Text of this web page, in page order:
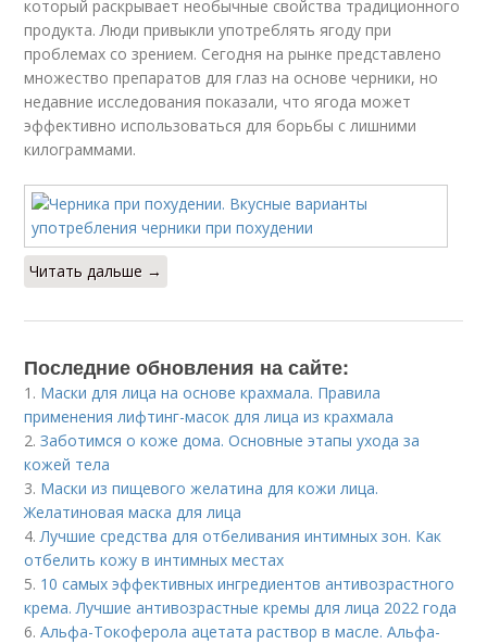
который раскрывает необычные свойства традиционного
продукта. Люди привыкли употреблять ягоду при
проблемах со зрением. Сегодня на рынке представлено
множество препаратов для глаз на основе черники, но
недавние исследования показали, что ягода может
эффективно использоваться для борьбы с лишними
килограммами.
Читать дальше →
Последние обновления на сайте:
1. Маски для лица на основе крахмала. Правила
применения лифтинг-масок для лица из крахмала
2.Заботимся о коже дома. Основные этапы ухода за
кожей тела
3. Маски из пищевого желатина для кожи лица.
Желатиновая маска для лица
4.Лучшие средства для отбеливания интимных зон. Как
отбелить кожу в интимных местах
5. 10 самых эффективных ингредиентов антивозрастного
крема. Лучшие антивозрастные кремы для лица 2022 года
6.Альфа-Токоферола ацетата раствор в масле. Альфа-